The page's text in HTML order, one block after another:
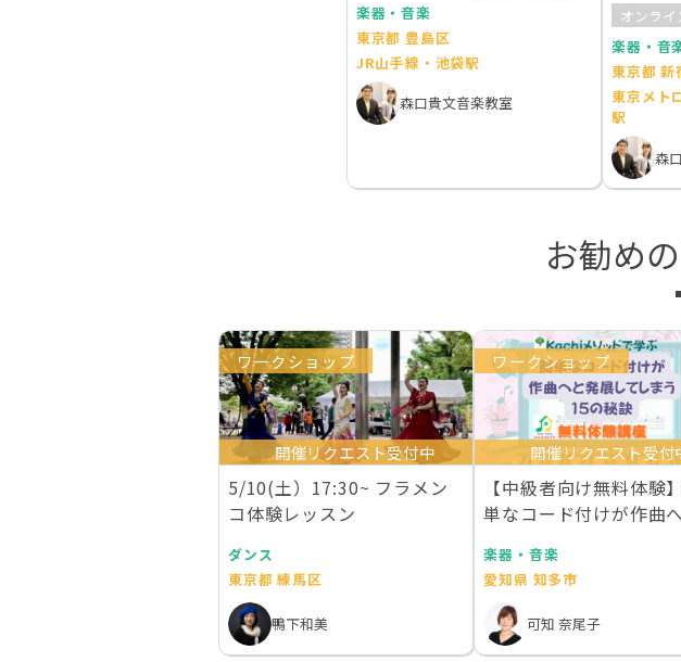
楽器・音楽
東京都 豊島区
JR山手線・池袋駅
森口貴文音楽教室
オンラ
楽器・音
東京都 新
東京メト
駅
森
お勧め
ワークショップ
開催リクエスト受付中
5/10(土）17:30~ フラメン
コ体験レッスン
ダンス
東京都 練馬区
鴨下和美
ワークショップ
開催リクエスト受付
【中級者向け無料体験
単なコード付けが作曲
楽器・音楽
愛知県 知多市
可知 奈尾子